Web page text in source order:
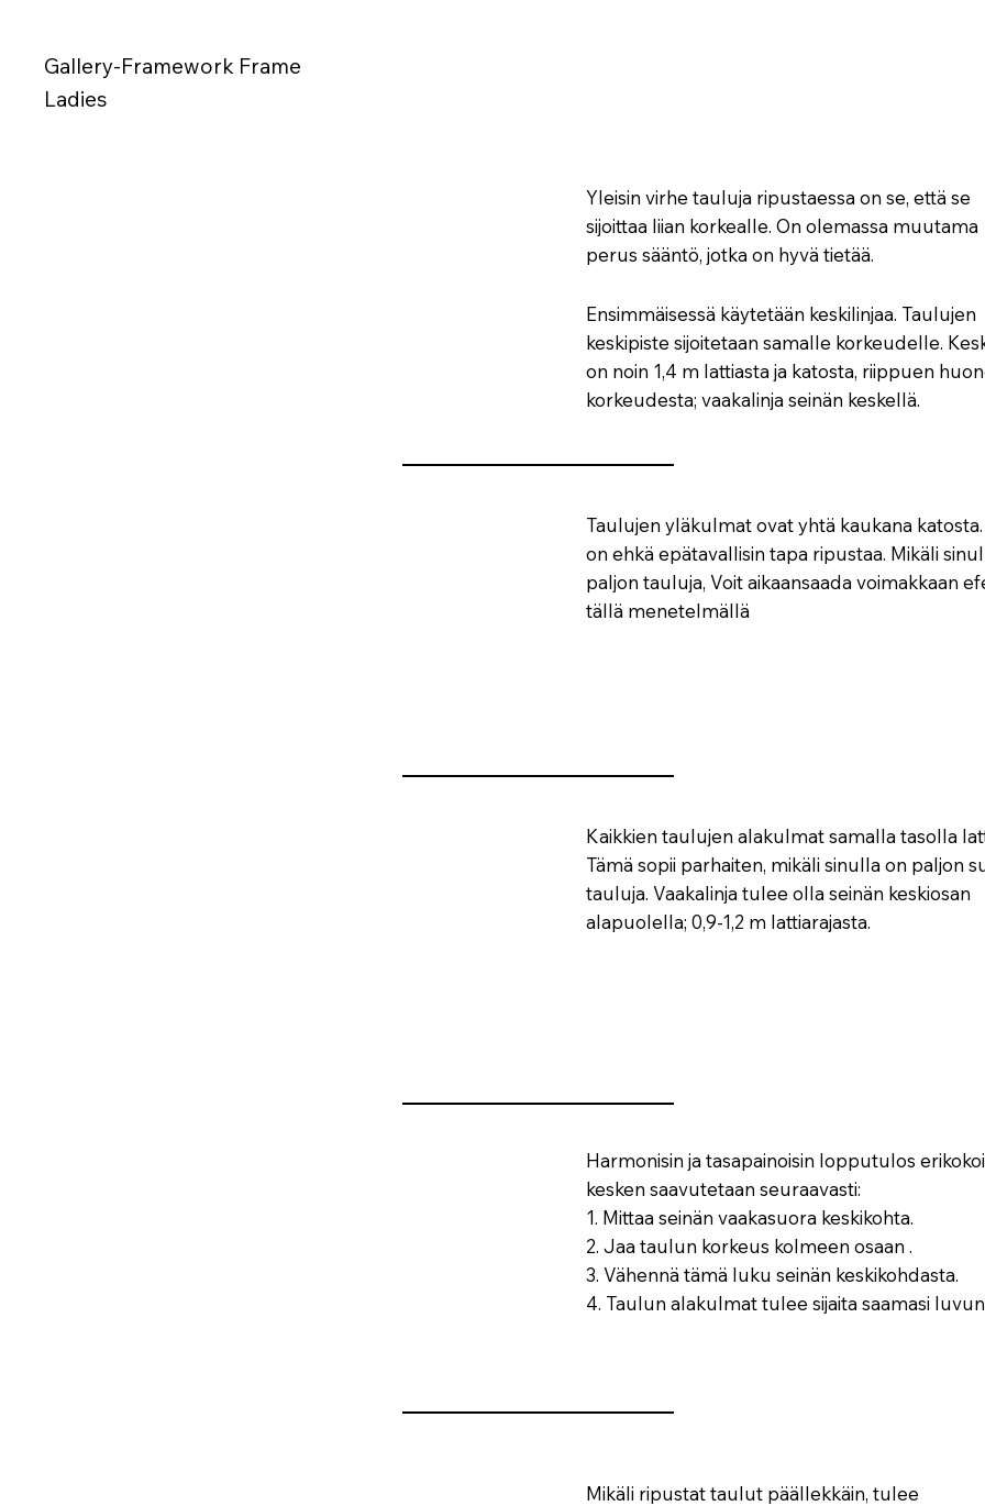
Gallery-Framework Frame
Ladies
Yleisin virhe tauluja ripustaessa on se, että se
sijoittaa liian korkealle. On olemassa muutama
perus sääntö, jotka on hyvä tietää.
Ensimmäisessä käytetään keskilinjaa. Taulujen
keskipiste sijoitetaan samalle korkeudelle.
on noin 1,4 m lattiasta ja katosta, riippuen
korkeudesta; vaakalinja seinän keskellä.
Taulujen yläkulmat ovat yhtä kaukana
on ehkä epätavallisin tapa ripustaa. Mikäli
paljon tauluja, Voit aikaansaada voimakkaan
tällä menetelmällä
Kaikkien taulujen alakulmat samalla tasolla
Tämä sopii parhaiten, mikäli sinulla on paljon
tauluja. Vaakalinja tulee olla seinän keskiosan
alapuolella; 0,9-1,2 m lattiarajasta.
Harmonisin ja tasapainoisin lopputulos
kesken saavutetaan seuraavasti:
1. Mittaa seinän vaakasuora keskikohta.
2. Jaa taulun korkeus kolmeen osaan .
3. Vähennä tämä luku seinän keskikohdasta.
4. Taulun alakulmat tulee sijaita saamasi
Mikäli ripustat taulut päällekkäin, tulee